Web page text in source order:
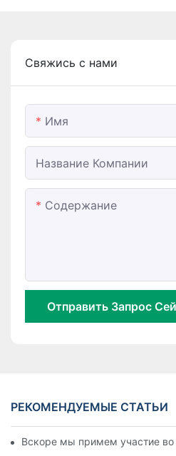
Свяжись с нами
Имя
Название Компании
Содержание
Отправить Запрос
РЕКОМЕНДУЕМЫЕ СТАТЬИ
Вскоре мы примем участие